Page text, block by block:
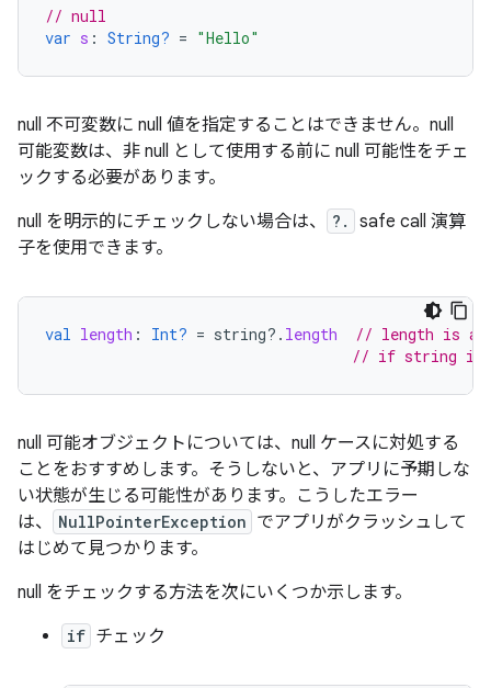
// null
var s : String? = "Hello"
null 不可変数に null 値を指定することはできません。null
可能変数は、非 null として使用する前に null 可能性をチェ
ックする必要があります。
null を明示的にチェックしない場合は、
?.
safe call 演算
子を使用できます。
val length : Int? = string?. length
// length is a
// if string is
null 可能オブジェクトについては、null ケースに対処する
ことをおすすめします。そうしないと、アプリに予期しな
い状態が生じる可能性があります。こうしたエラー
は、
NullPointerException でアプリがクラッシュして
はじめて見つかります。
null をチェックする方法を次にいくつか示します。
if チェック